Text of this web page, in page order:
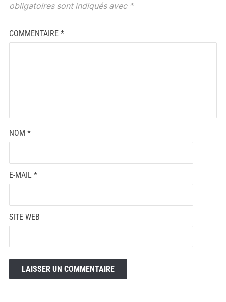
obligatoires sont indiqués avec *
COMMENTAIRE *
NOM *
E-MAIL *
SITE WEB